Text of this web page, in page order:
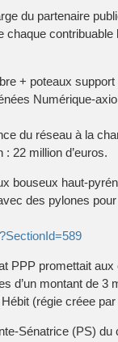
du partenaire
chaque contribuable
+ poteaux
Numérique-
du réseau à la
22 million d’euros.
bouseux haut-
des pylones
PPP promettait
d’un montant de 3
(régie créee
Sénatrice (PS) du